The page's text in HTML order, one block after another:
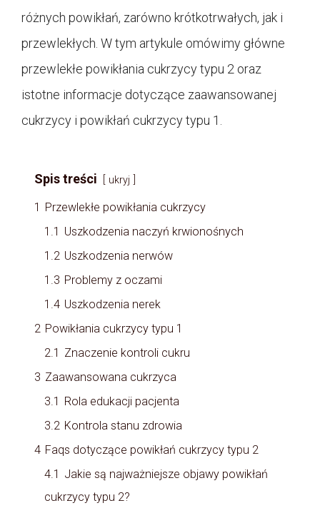
różnych powikłań, zarówno krótkotrwałych, jak i
przewlekłych. W tym artykule omówimy główne
przewlekłe powikłania cukrzycy typu 2 oraz
istotne informacje dotyczące zaawansowanej
cukrzycy i powikłań cukrzycy typu 1.
Spis treści ukryj
1 Przewlekłe powikłania cukrzycy
1.1 Uszkodzenia naczyń krwionośnych
1.2 Uszkodzenia nerwów
1.3 Problemy z oczami
1.4 Uszkodzenia nerek
2 Powikłania cukrzycy typu 1
2.1 Znaczenie kontroli cukru
3 Zaawansowana cukrzyca
3.1 Rola edukacji pacjenta
3.2 Kontrola stanu zdrowia
4 Faqs dotyczące powikłań cukrzycy typu 2
4.1 Jakie są najważniejsze objawy powikłań
cukrzycy typu 2?